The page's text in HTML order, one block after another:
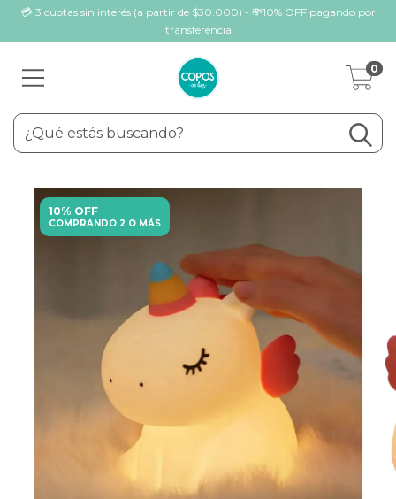
💳 3 cuotas sin interés (a partir de $30.000) - 💸10% OFF pagando por
transferencia
0
10% OFF
COMPRANDO 2 O MÁS